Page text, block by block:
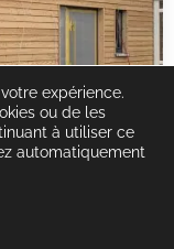
et
expérience.
ou de les
à utiliser ce
automatiquement